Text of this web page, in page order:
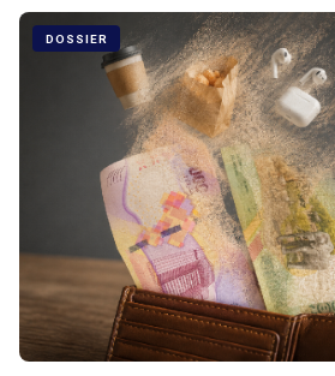
DOSSIER